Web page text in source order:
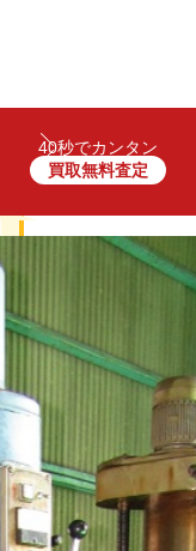
40秒でカンタン
買取無料査定